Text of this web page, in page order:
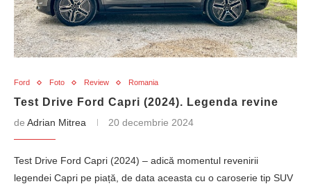
Ford Foto Review Romania
Test Drive Ford Capri (2024). Legenda revine
de Adrian Mitrea 20 decembrie 2024
Test Drive Ford Capri (2024) – adică momentul revenirii
legendei Capri pe piață, de data aceasta cu o caroserie tip SUV